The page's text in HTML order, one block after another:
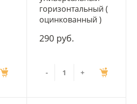
горизонтальный (
оцинкованный )
290 руб.
- +